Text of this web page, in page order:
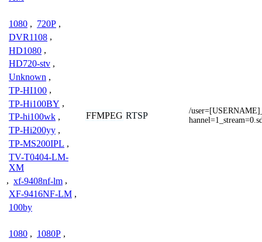
1080 , 720P ,
DVR1108 ,
HD1080 ,
HD720-stv ,
Unknown ,
TP-HI100 ,
TP-Hi100BY ,
TP-hi100wk ,
TP-Hi200yy ,
TP-MS200IPL ,
TV-T0404-LM-
XM
, xf-9408nf-lm ,
XF-9416NF-LM ,
100by
FFMPEG RTSP
/
1080 , 1080P ,